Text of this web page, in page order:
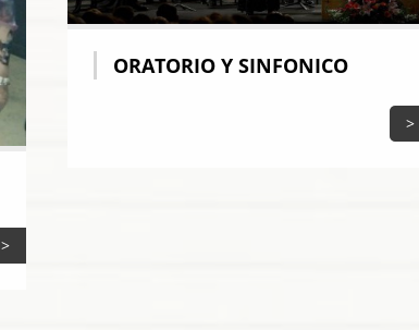
>
ORATORIO Y SINFONICO
>